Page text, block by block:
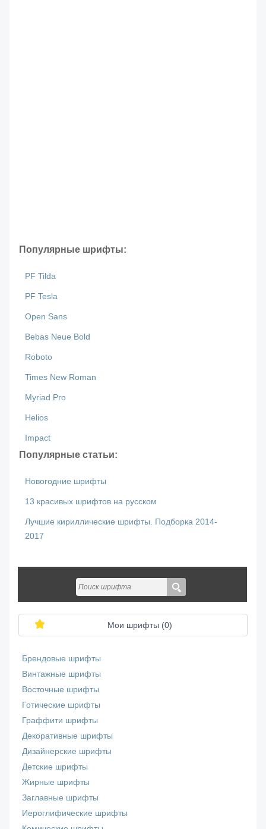
Популярные шрифты:
PF Tilda
PF Tesla
Open Sans
Bebas Neue Bold
Roboto
Times New Roman
Myriad Pro
Helios
Impact
Популярные статьи:
Новогодние шрифты
13 красивых шрифтов на русском
Лучшие кириллические шрифты. Подборка 2014-
2017
Мои шрифты (0)
Брендовые шрифты
Винтажные шрифты
Восточные шрифты
Готические шрифты
Граффити шрифты
Декоративные шрифты
Дизайнерские шрифты
Детские шрифты
Жирные шрифты
Заглавные шрифты
Иероглифические шрифты